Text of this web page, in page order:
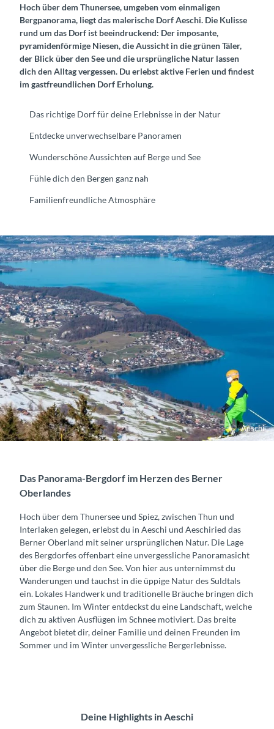
Hoch über dem Thunersee, umgeben vom einmaligen
Bergpanorama, liegt das malerische Dorf Aeschi. Die Kulisse
rund um das Dorf ist beeindruckend: Der imposante,
pyramidenförmige Niesen, die Aussicht in die grünen Täler,
der Blick über den See und die ursprüngliche Natur lassen
dich den Alltag vergessen. Du erlebst aktive Ferien und findest
im gastfreundlichen Dorf Erholung.
Das richtige Dorf für deine Erlebnisse in der Natur
Entdecke unverwechselbare Panoramen
Wunderschöne Aussichten auf Berge und See
Fühle dich den Bergen ganz nah
Familienfreundliche Atmosphäre
Aeschi
Das Panorama-Bergdorf im Herzen des Berner
Oberlandes
Hoch über dem Thunersee und Spiez, zwischen Thun und
Interlaken gelegen, erlebst du in Aeschi und Aeschiried das
Berner Oberland mit seiner ursprünglichen Natur. Die Lage
des Bergdorfes offenbart eine unvergessliche Panoramasicht
über die Berge und den See. Von hier aus unternimmst du
Wanderungen und tauchst in die üppige Natur des Suldtals
ein. Lokales Handwerk und traditionelle Bräuche bringen dich
zum Staunen. Im Winter entdeckst du eine Landschaft, welche
dich zu aktiven Ausflügen im Schnee motiviert. Das breite
Angebot bietet dir, deiner Familie und deinen Freunden im
Sommer und im Winter unvergessliche Bergerlebnisse.
Deine Highlights in Aeschi